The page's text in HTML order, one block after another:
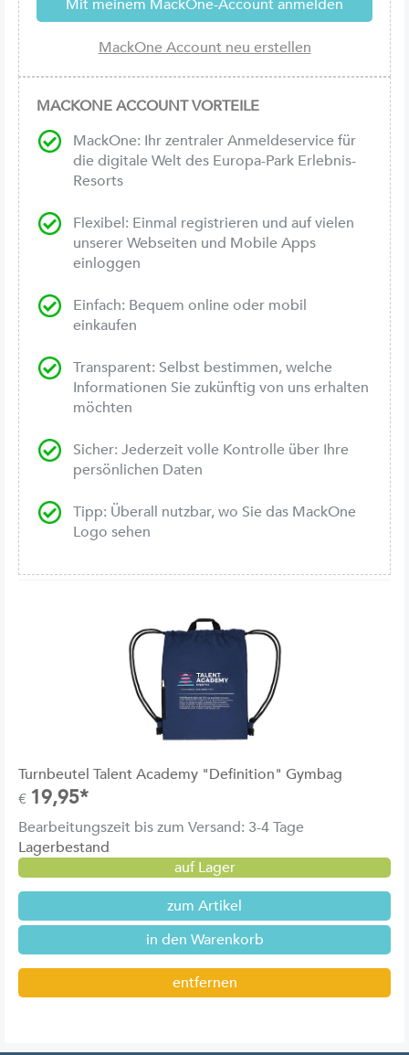
MACKONE ACCOUNT VORTEILE
MackOne: Ihr zentraler Anmeldeservice für
die digitale Welt des Europa-Park Erlebnis-
Resorts
Flexibel: Einmal registrieren und auf vielen
unserer Webseiten und Mobile Apps
einloggen
Einfach: Bequem online oder mobil
einkaufen
Transparent: Selbst bestimmen, welche
Informationen Sie zukünftig von uns erhalten
möchten
Sicher: Jederzeit volle Kontrolle über Ihre
persönlichen Daten
Tipp: Überall nutzbar, wo Sie das MackOne
Logo sehen
Turnbeutel Talent Academy "Definition" Gymbag
€ 19,95*
Bearbeitungszeit bis zum Versand: 3-4 Tage
Lagerbestand
auf Lager
zum Artikel
entfernen